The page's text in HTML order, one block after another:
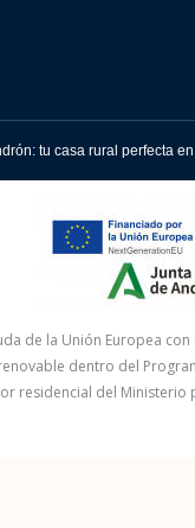
tu casa rural perfecta
de la Unión Europea
dentro del
residencial del